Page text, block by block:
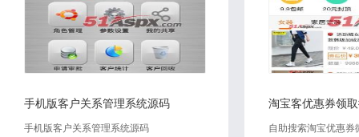
手机版客户关系管理系统源码
手机版客户关系管理系统源码 自助搜索淘宝优惠券